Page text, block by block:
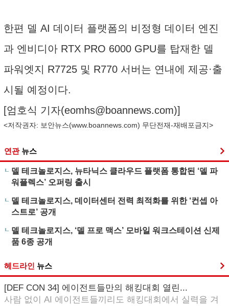
한편 델 AI 데이터 플랫폼의 비정형 데이터 엔진
과 엔비디아 RTX PRO 6000 GPU를 탑재한 델
파워엣지 R7725 및 R770 서버는 연내에 제공·출
시될 예정이다.
[엄호식 기자(eomhs@boannews.com)]
<저작권자: 보안뉴스(www.boannews.com) 무단전재-재배포금지>
연관 뉴스
델 테크놀로지스, 뉴타닉스 클라우드 플랫폼 통합된 ‘델 파
워플렉스’ 오퍼링 출시
델 테크놀로지스, 데이터센터 전력 최적화를 위한 ‘컨셉 아
스트로’ 공개
델 테크놀로지스, ‘델 프로 맥스’ 모바일 워크스테이션 신제
품 6종 공개
헤드라인 뉴스
[DEF CON 34] 에이전트들만의 해킹대회 열린...
사람 없이 AI 에이전트들끼리도 해킹대회에서 실력을 겨